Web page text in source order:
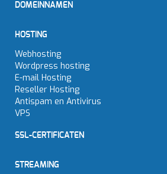
DOMEINNAMEN
HOSTING
Webhosting
Wordpress hosting
E-mail Hosting
Reseller Hosting
Antispam en Antivirus
VPS
SSL-CERTIFICATEN
STREAMING